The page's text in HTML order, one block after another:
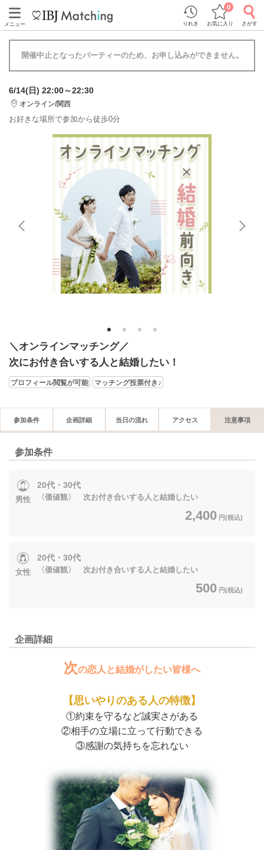
メニュー りれき お気に入り
0
さがす
開催中止となったパーティーのため、お申し込みができません。
6/14(日) 22:00～22:30
オンライン/関西
お好きな場所で参加から徒歩0分
1 2 3 4
＼オンラインマッチング／
次にお付き合いする人と結婚したい！
プロフィール閲覧が可能 マッチング投票付き♪
参加条件 企画詳細 当日の流れ アクセス 注意事項
参加条件
男性
20代・30代
〈価値観〉 次お付き合いする人と結婚したい
2,400 円(税込)
女性
20代・30代
〈価値観〉 次お付き合いする人と結婚したい
500 円(税込)
企画詳細
次の恋人と結婚がしたい皆様へ
【思いやりのある人の特徴】
①約束を守るなど誠実さがある
②相手の立場に立って行動できる
③感謝の気持ちを忘れない